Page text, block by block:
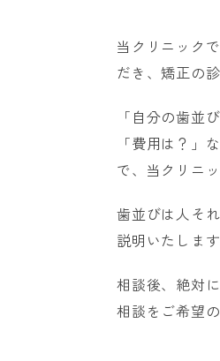
当クリニック
だき、矯正の
「自分の歯並
「費用は？」
で、当クリニ
歯並びは人そ
説明いたします
相談後、絶対
相談をご希望